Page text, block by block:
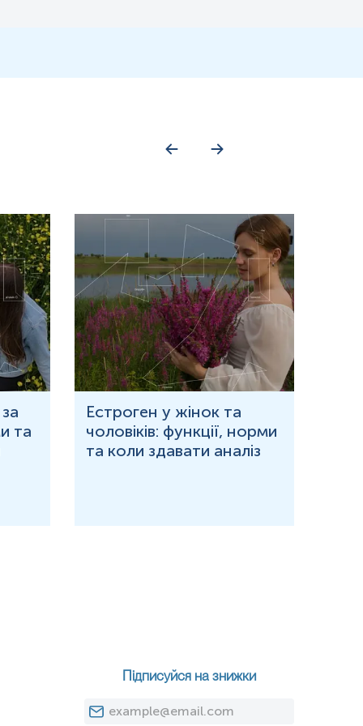
та обмежити фізичну активність. Якщо відмінити прийом
та
Естроген у жінок та
чоловіків: функції, норми
та коли здавати аналіз
Підписуйся на знижки